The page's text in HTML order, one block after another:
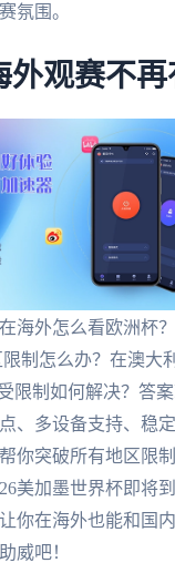
氛围。
外观赛不再
海外怎么看欧洲杯
制怎么办？在澳大
限制如何解决？答
、多设备支持、稳
你突破所有地区限
美加墨世界杯即将
你在海外也能和国内
威吧！